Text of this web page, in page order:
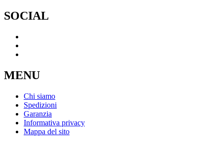
SOCIAL
MENU
Chi siamo
Spedizioni
Garanzia
Informativa privacy
Mappa del sito